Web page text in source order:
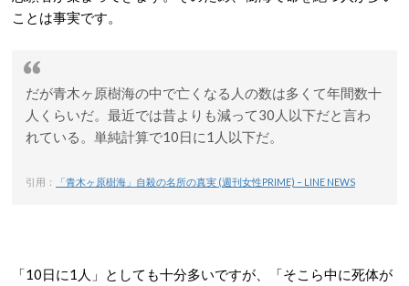
ことは事実です。
だが青木ヶ原樹海の中で亡くなる人の数は多くて年間数十
人くらいだ。最近では昔よりも減って30人以下だと言わ
れている。単純計算で10日に1人以下だ。
引用： 「青木ヶ原樹海」自殺の名所の真実 (週刊女性PRIME) – LINE NEWS
「10日に1人」としても十分多いですが、「そこら中に死体が